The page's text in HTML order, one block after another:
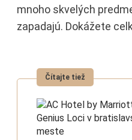
mnoho skvelých
zapadajú. Dokážete